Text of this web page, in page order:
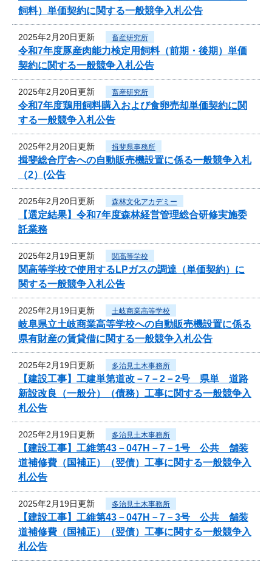
飼料）単価契約に関する一般競争入札公告
2025年2月20日更新 畜産研究所
令和7年度豚産肉能力検定用飼料（前期・後期）単価
契約に関する一般競争入札公告
2025年2月20日更新 畜産研究所
令和7年度鶏用飼料購入および食卵売却単価契約に関
する一般競争入札公告
2025年2月20日更新 揖斐県事務所
揖斐総合庁舎への自動販売機設置に係る一般競争入札
（2）(公告
2025年2月20日更新 森林文化アカデミー
【選定結果】令和7年度森林経営管理総合研修実施委
託業務
2025年2月19日更新 関高等学校
関高等学校で使用するLPガスの調達（単価契約）に
関する一般競争入札公告
2025年2月19日更新 土岐商業高等学校
岐阜県立土岐商業高等学校への自動販売機設置に係る
県有財産の賃貸借に関する一般競争入札公告
2025年2月19日更新 多治見土木事務所
【建設工事】工建単第道改－7－2－2号 県単 道路
新設改良（一般分）（債務）工事に関する一般競争入
札公告
2025年2月19日更新 多治見土木事務所
【建設工事】工維第43－047H－7－1号 公共 舗装
道補修費（国補正）（翌債）工事に関する一般競争入
札公告
2025年2月19日更新 多治見土木事務所
【建設工事】工維第43－047H－7－3号 公共 舗装
道補修費（国補正）（翌債）工事に関する一般競争入
札公告